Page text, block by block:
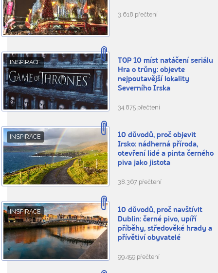
3.618 přečtení
INSPIRACE
TOP 10 míst natáčení seriálu
Hra o trůny: objevte
nejpoutavější lokality
Severního Irska
34.875 přečtení
INSPIRACE
10 důvodů, proč objevit
Irsko: nádherná příroda,
otevření lidé a pinta černého
piva jako jistota
38.367 přečtení
INSPIRACE
10 důvodů, proč navštívit
Dublin: černé pivo, upíří
příběhy, středověké hrady a
přívětiví obyvatelé
99.459 přečtení